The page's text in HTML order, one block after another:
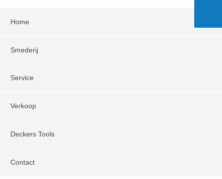
Home
Smederij
Service
Verkoop
Deckers Tools
Contact